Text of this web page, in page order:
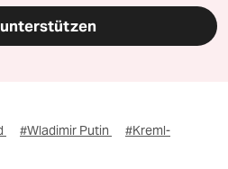
#Wladimir Putin
#Kreml-